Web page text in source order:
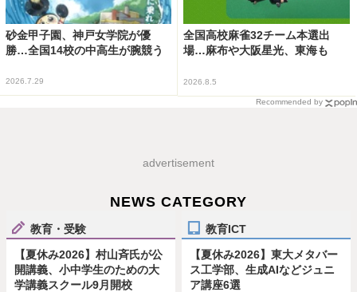
砂金甲子園、神戸女学院が優
勝…全国14校の中高生が腕競う
2026.7.29
全国高校麻雀32チーム本選出
場…麻布や大阪星光、東海も
2026.8.5
Recommended by
advertisement
NEWS CATEGORY
教育・受験
【夏休み2026】村山斉氏が公
開講義、小中学生のための大
学講義スクール9月開校
教育ICT
【夏休み2026】東大メタバー
ス工学部、生成AIなどジュニ
ア講座6選